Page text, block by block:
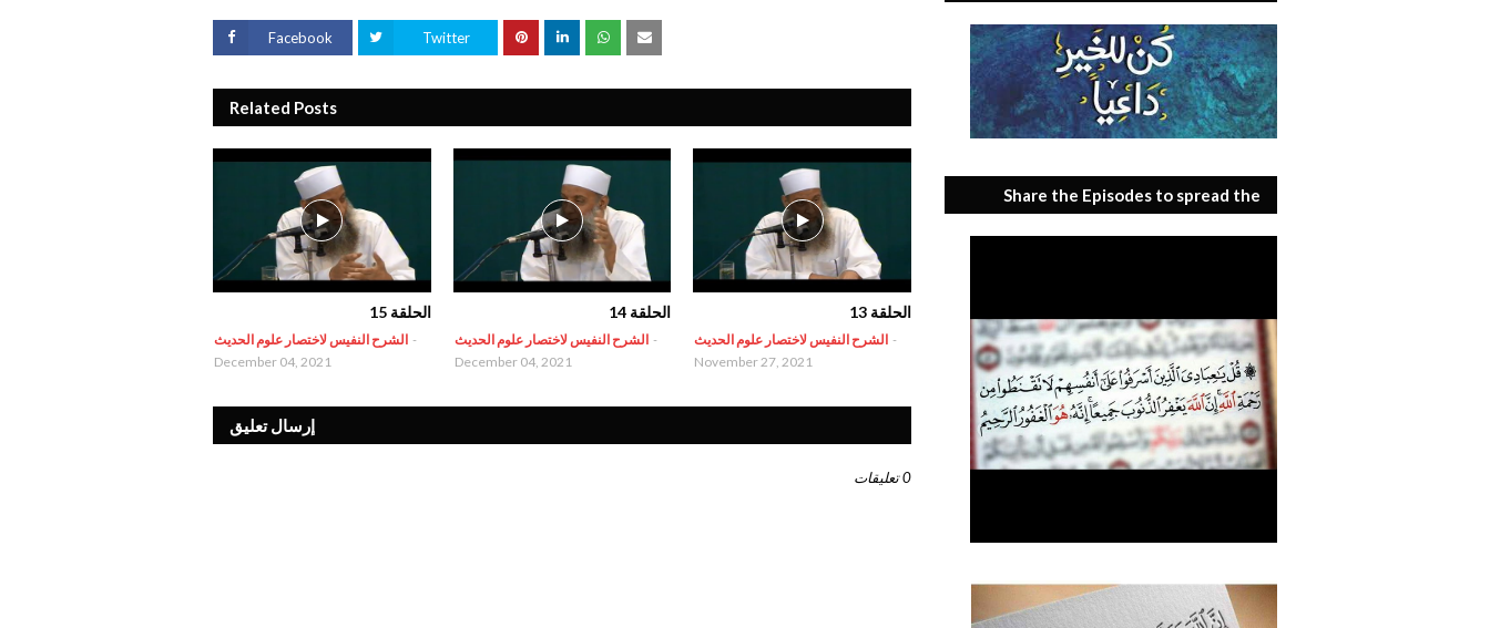
Facebook Twitter
Related Posts
الحلقة 15
الشرح النفيس لاختصار علوم الحديث -
December 04, 2021
الحلقة 14
الشرح النفيس لاختصار علوم الحديث -
December 04, 2021
الحلقة 13
الشرح النفيس لاختصار علوم الحديث -
November 27, 2021
إرسال تعليق
0 تعليقات
Share the Episodes to spread the
benefit